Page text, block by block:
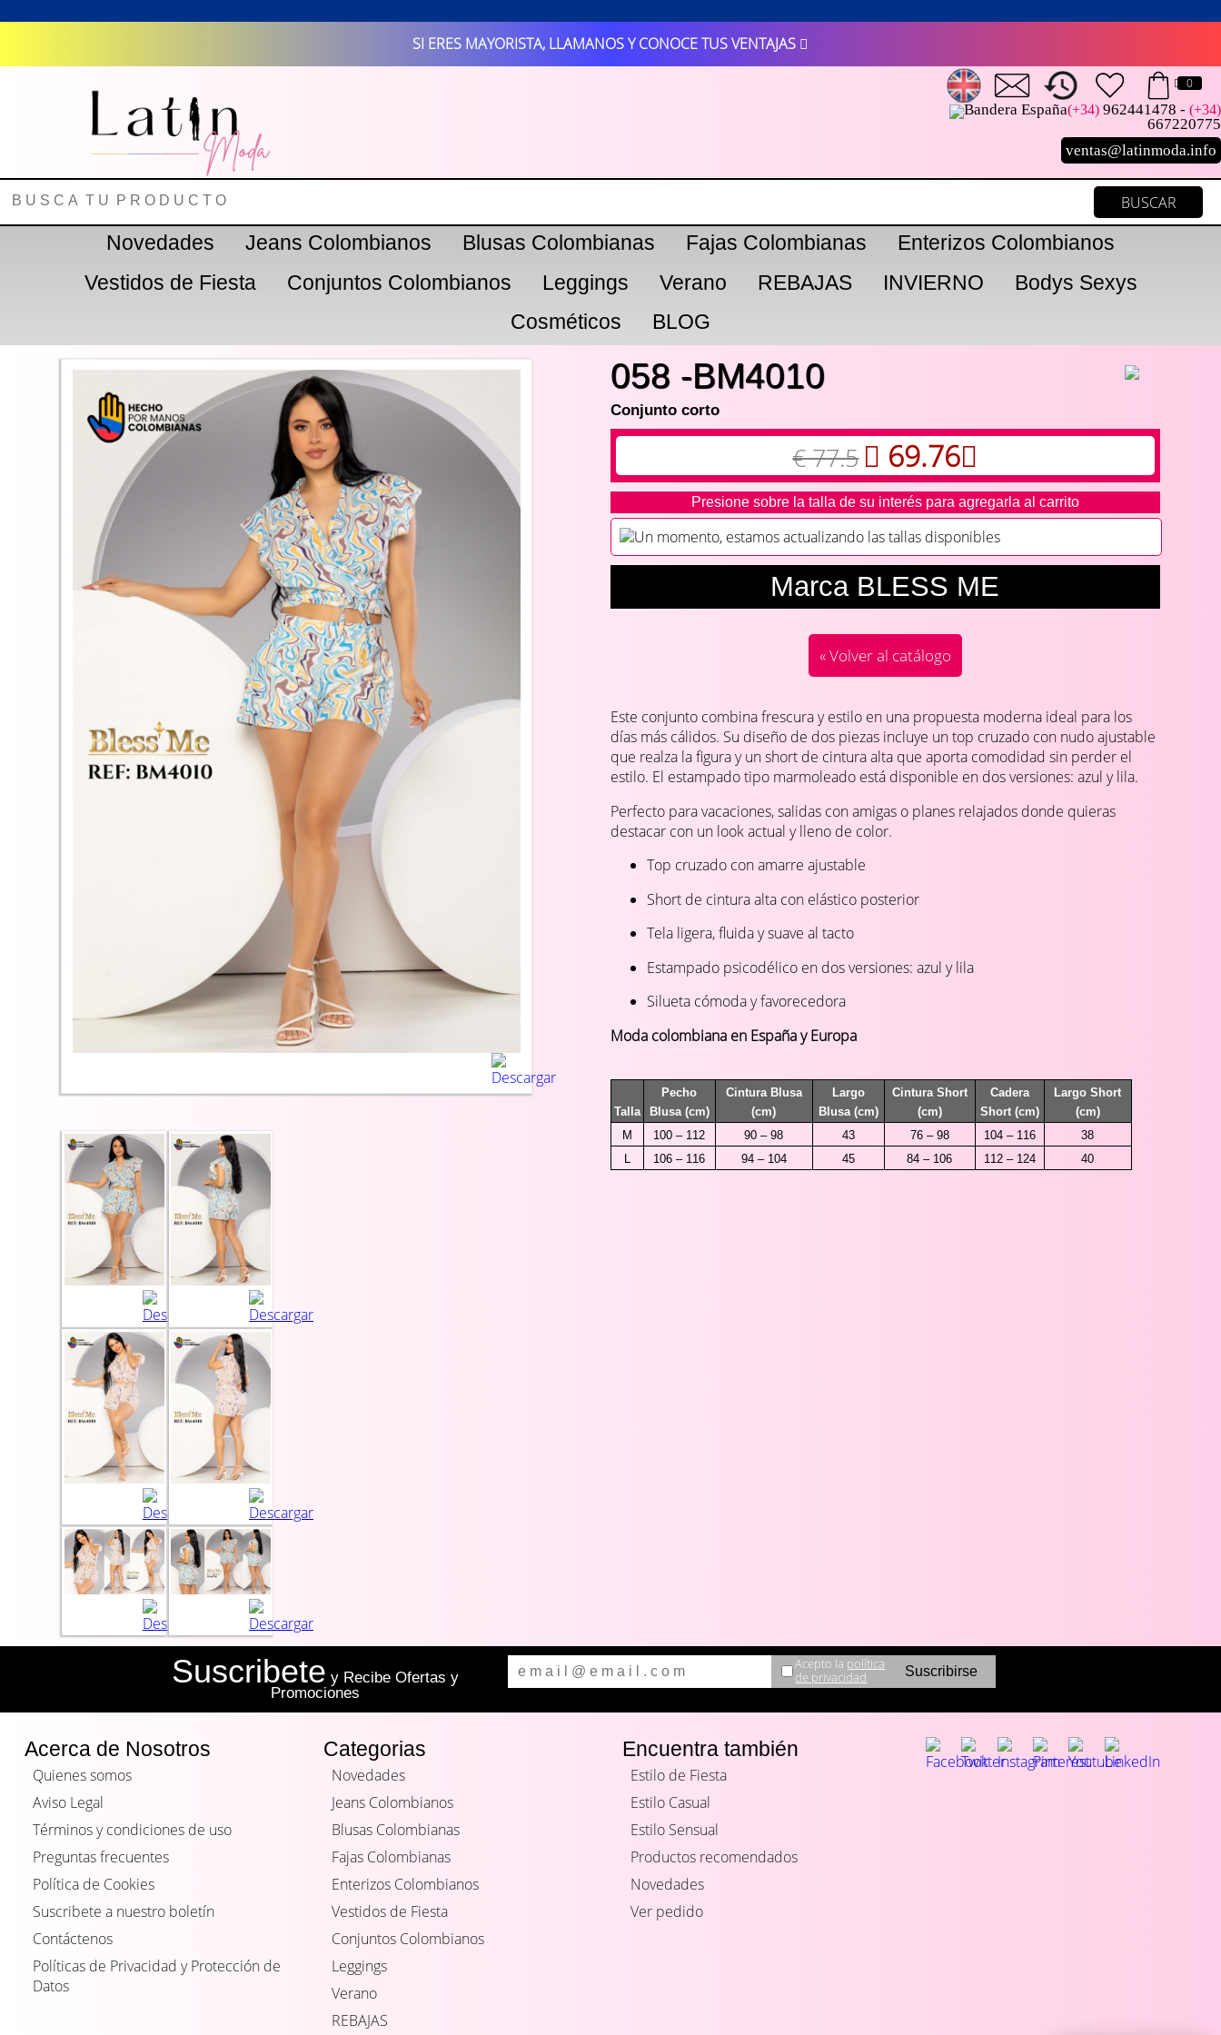
SI ERES MAYORISTA, LLAMANOS Y CONOCE TUS VENTAJAS
0
(+34)962441478 - (+34)
667220775
ventas@latinmoda.info
Novedades Jeans Colombianos Blusas Colombianas Fajas Colombianas
Enterizos Colombianos
Vestidos de Fiesta
Conjuntos Colombianos Leggings Verano REBAJAS INVIERNO
Bodys Sexys
Cosméticos
BLOG
058 -BM4010
Conjunto corto
€ 77.5 69.76
Presione sobre la talla de su interés para agregarla al carrito
Un momento, estamos actualizando las tallas disponibles
Marca BLESS ME
« Volver al catálogo
Este conjunto combina frescura y estilo en una propuesta moderna ideal para los
días más cálidos. Su diseño de dos piezas incluye un top cruzado con nudo ajustable
que realza la figura y un short de cintura alta que aporta comodidad sin perder el
estilo. El estampado tipo marmoleado está disponible en dos versiones: azul y lila.
Perfecto para vacaciones, salidas con amigas o planes relajados donde quieras
destacar con un look actual y lleno de color.
Top cruzado con amarre ajustable
Short de cintura alta con elástico posterior
Tela ligera, fluida y suave al tacto
Estampado psicodélico en dos versiones: azul y lila
Silueta cómoda y favorecedora
Moda colombiana en España y Europa
Talla
Pecho
Blusa (cm)
Cintura Blusa
(cm)
Largo
Blusa (cm)
Cintura Short
(cm)
Cadera
Short (cm)
Largo Short
(cm)
M
100 – 112 90 – 98 43 76 – 98 104 – 116
38
L
106 – 116 94 – 104 45 84 – 106 112 – 124 40
Suscribete y Recibe Ofertas y
Promociones
Acepto la política
de privacidad
Acerca de Nosotros
Quienes somos
Aviso Legal
Términos y condiciones de uso
Preguntas frecuentes
Política de Cookies
Suscribete a nuestro boletín
Contáctenos
Políticas de Privacidad y Protección de
Datos
Categorias
Novedades
Jeans Colombianos
Blusas Colombianas
Fajas Colombianas
Enterizos Colombianos
Vestidos de Fiesta
Conjuntos Colombianos
Leggings
Verano
REBAJAS
Encuentra también
Estilo de Fiesta
Estilo Casual
Estilo Sensual
Productos recomendados
Novedades
Ver pedido